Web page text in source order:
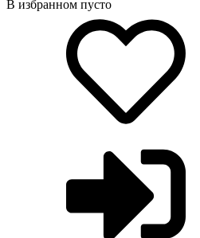
В избранном пусто